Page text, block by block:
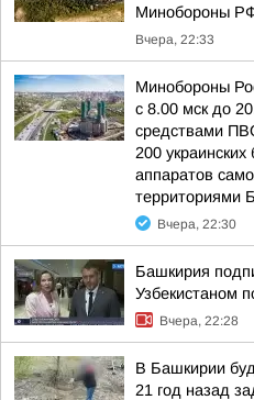
Минобороны
Вчера, 22:33
Минобороны
с 8.00 мск до
средствами
200
аппаратов
территориями
Вчера, 22:30
Башкирия
Узбекистаном
Вчера, 22:28
В Башкирии
21 год назад